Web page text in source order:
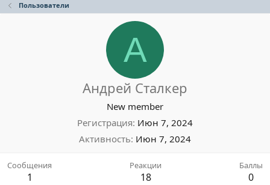
Пользователи
А
Андрей Сталкер
New member
Регистрация Июн 7, 2024
Активность Июн 7, 2024
Сообщения
1
Реакции
18
Баллы
0